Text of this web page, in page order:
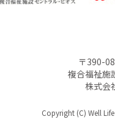
〒390-
複合福祉施
株式会
Copyright (C) Well